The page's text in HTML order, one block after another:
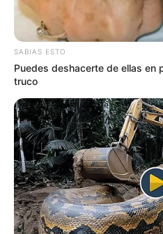
hermano de Óscar Tovar
actual Alcalde de esa
profundamente la noticia
querido.
Le sugerimos leer:Noche
en El Vergel terminó con
Vale la pena señalar que los
SABIAS ESTO
Puedes deshacerte de ellas en
truco